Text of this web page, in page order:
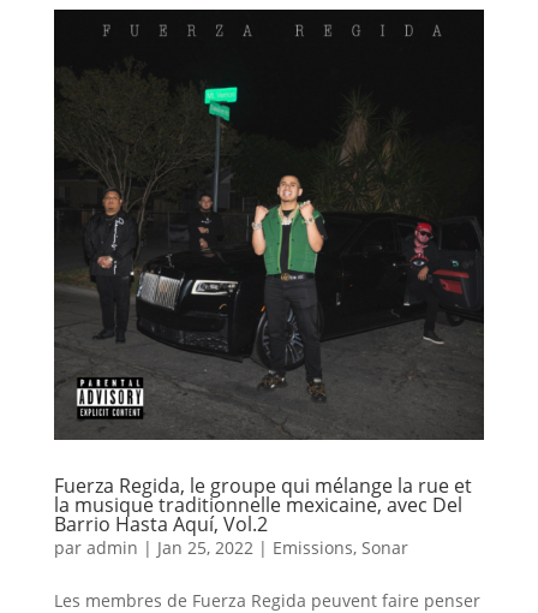
Fuerza Regida, le groupe qui mélange la rue et
la musique traditionnelle mexicaine, avec Del
Barrio Hasta Aquí, Vol.2
par admin | Jan 25, 2022| Emissions, Sonar
Les membres de Fuerza Regida peuvent faire penser